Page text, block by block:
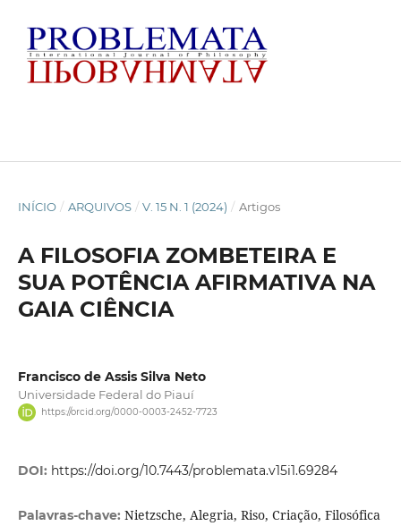
INÍCIO / ARQUIVOS / V. 15 N. 1 (2024) / Artigos
A FILOSOFIA ZOMBETEIRA E
SUA POTÊNCIA AFIRMATIVA NA
GAIA CIÊNCIA
Francisco de Assis Silva Neto
Universidade Federal do Piauí
https://orcid.org/0000-0003-2452-7723
DOI: https://doi.org/10.7443/problemata.v15i1.69284
Palavras-chave: Nietzsche, Alegria, Riso, Criação, Filosófica